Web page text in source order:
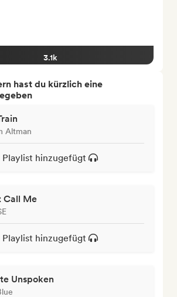
3.1k
hast du kürzlich eine
Altman
Playlist hinzugefügt
Call Me
Playlist hinzugefügt
Unspoken